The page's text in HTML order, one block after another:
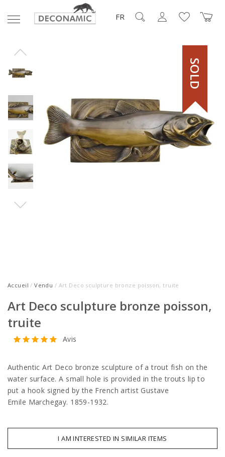
FR
SOLD
Accueil /Vendu / Art Deco sculpture bronze poisson, truite
Art Deco sculpture bronze poisson,
truite
Avis
Authentic Art Deco bronze sculpture of a trout fish on the
water surface. A small hole is provided in the trouts lip to
put a hook signed by the French artist Gustave
Emile Marchegay. 1859-1932.
I AM INTERESTED IN SIMILAR ITEMS